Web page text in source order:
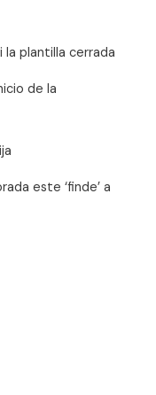
la plantilla cerrada
de la
este ‘finde’ a